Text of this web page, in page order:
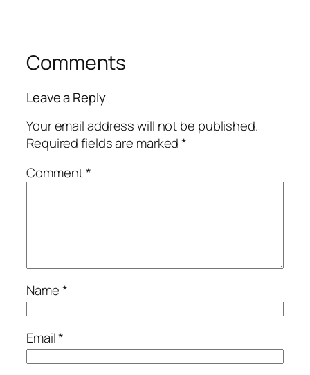
Comments
Leave a Reply
Your email address will not be published.
Required fields are marked*
Comment*
Name*
Email*